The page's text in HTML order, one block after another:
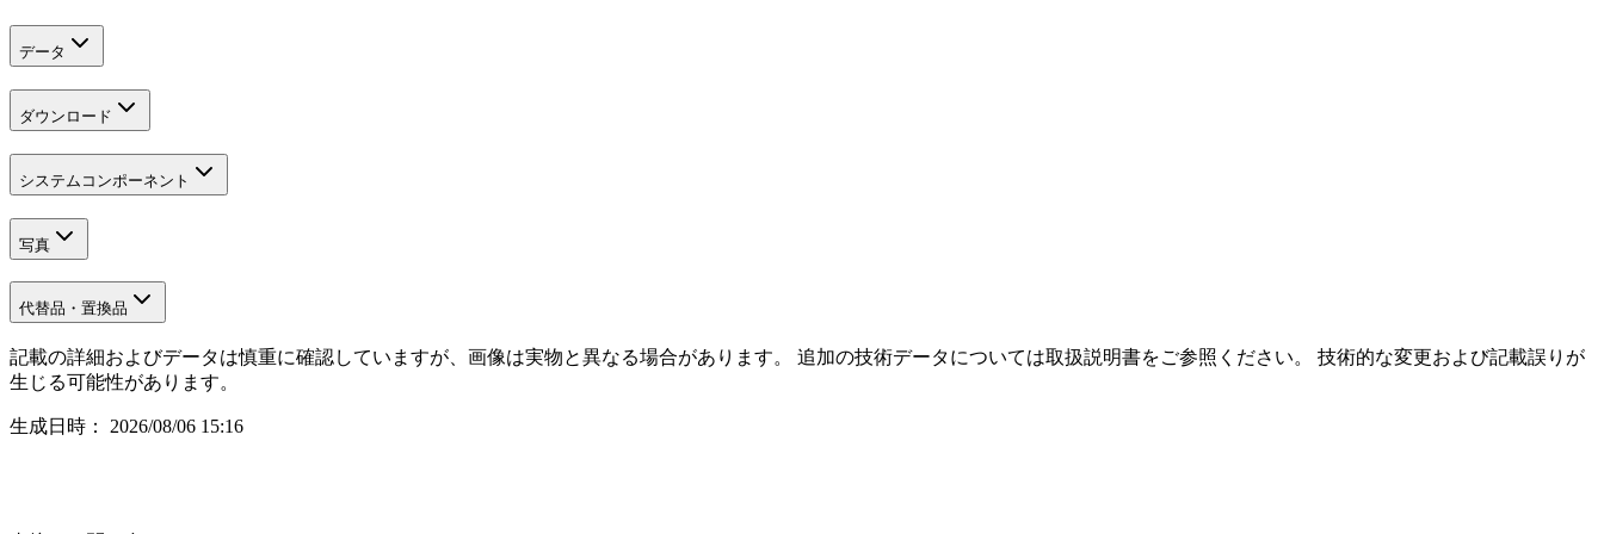
データ
ダウンロード
システムコンポーネント
写真
代替品・置換品
記載の詳細およびデータは慎重に確認していますが、画像は実物と異なる場合があります。 追加の技術データについては取扱説明書をご参照ください。 技術的な変更および記載誤りが
生じる可能性があります。
生成日時： 2026/08/06 15:16